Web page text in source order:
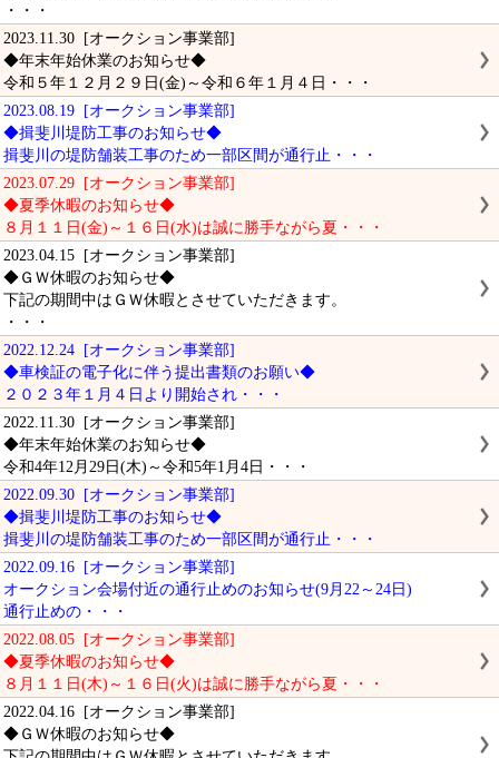
・・・
2023.11.30 [オークション事業部]
◆年末年始休業のお知らせ◆
令和５年１２月２９日(金)～令和６年１月４日・・・
2023.08.19 [オークション事業部]
◆揖斐川堤防工事のお知らせ◆
揖斐川の堤防舗装工事のため一部区間が通行止・・・
2023.07.29 [オークション事業部]
◆夏季休暇のお知らせ◆
８月１１日(金)～１６日(水)は誠に勝手ながら夏・・・
2023.04.15 [オークション事業部]
◆ＧＷ休暇のお知らせ◆
下記の期間中はＧＷ休暇とさせていただきます。
・・・
2022.12.24 [オークション事業部]
◆車検証の電子化に伴う提出書類のお願い◆
２０２３年１月４日より開始され・・・
2022.11.30 [オークション事業部]
◆年末年始休業のお知らせ◆
令和4年12月29日(木)～令和5年1月4日・・・
2022.09.30 [オークション事業部]
◆揖斐川堤防工事のお知らせ◆
揖斐川の堤防舗装工事のため一部区間が通行止・・・
2022.09.16 [オークション事業部]
オークション会場付近の通行止めのお知らせ(9月22～24日)
通行止めの・・・
2022.08.05 [オークション事業部]
◆夏季休暇のお知らせ◆
８月１１日(木)～１６日(火)は誠に勝手ながら夏・・・
2022.04.16 [オークション事業部]
◆ＧＷ休暇のお知らせ◆